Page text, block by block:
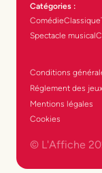
Catégories :
ComédieClassique
Spectacle musical
Conditions
Réglement des
Mentions légales
Cookies
© L'Affiche